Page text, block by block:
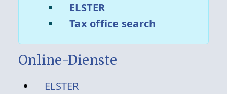
ELSTER
Tax office search
Online-Dienste
ELSTER